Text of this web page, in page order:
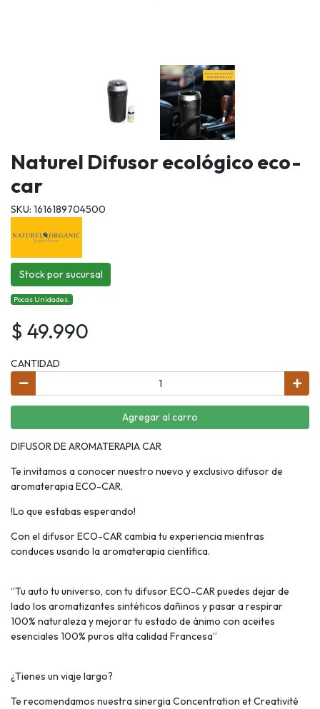
Naturel Difusor ecológico eco-
car
SKU: 1616189704500
Stock por sucursal
Pocas Unidades.
$ 49.990
CANTIDAD
Agregar al carro
DIFUSOR DE AROMATERAPIA CAR
Te invitamos a conocer nuestro nuevo y exclusivo difusor de
aromaterapia ECO-CAR.
!Lo que estabas esperando!
Con el difusor ECO-CAR cambia tu experiencia mientras
conduces usando la aromaterapia científica.
“Tu auto tu universo, con tu difusor ECO-CAR puedes dejar de
lado los aromatizantes sintéticos dañinos y pasar a respirar
100% naturaleza y mejorar tu estado de ánimo con aceites
esenciales 100% puros alta calidad Francesa”
¿Tienes un viaje largo?
Te recomendamos nuestra sinergia Concentration et Creativité